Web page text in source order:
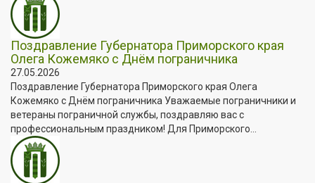
Поздравление Губернатора Приморского края
Олега Кожемяко с Днём пограничника
27.05.2026
Поздравление Губернатора Приморского края Олега
Кожемяко с Днём пограничника Уважаемые пограничники и
ветераны пограничной службы, поздравляю вас с
профессиональным праздником! Для Приморского...